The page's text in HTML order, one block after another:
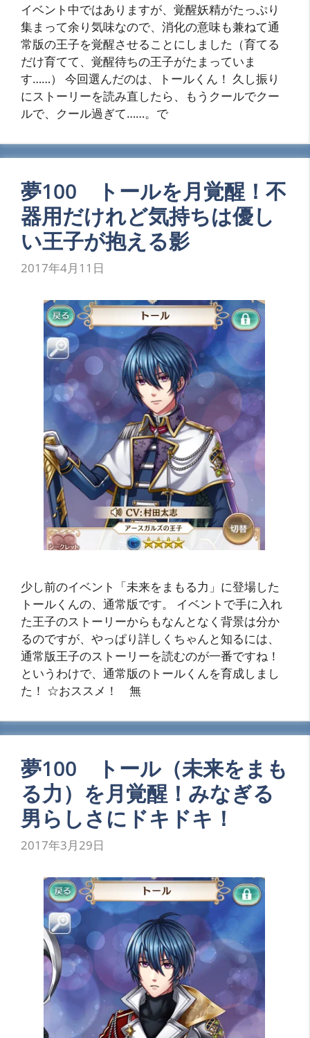
イベント中ではありますが、覚醒妖精がたっぷり
集まって余り気味なので、消化の意味も兼ねて通
常版の王子を覚醒させることにしました（育てる
だけ育てて、覚醒待ちの王子がたまっていま
す……） 今回選んだのは、トールくん！ 久し振り
にストーリーを読み直したら、もうクールでクー
ルで、クール過ぎて……。で
夢100 トールを月覚醒！不
器用だけれど気持ちは優し
い王子が抱える影
2017年4月11日
少し前のイベント「未来をまもる力」に登場した
トールくんの、通常版です。 イベントで手に入れ
た王子のストーリーからもなんとなく背景は分か
るのですが、やっぱり詳しくちゃんと知るには、
通常版王子のストーリーを読むのが一番ですね！
というわけで、通常版のトールくんを育成しまし
た！ ☆おススメ！ 無
夢100 トール（未来をまも
る力）を月覚醒！みなぎる
男らしさにドキドキ！
2017年3月29日